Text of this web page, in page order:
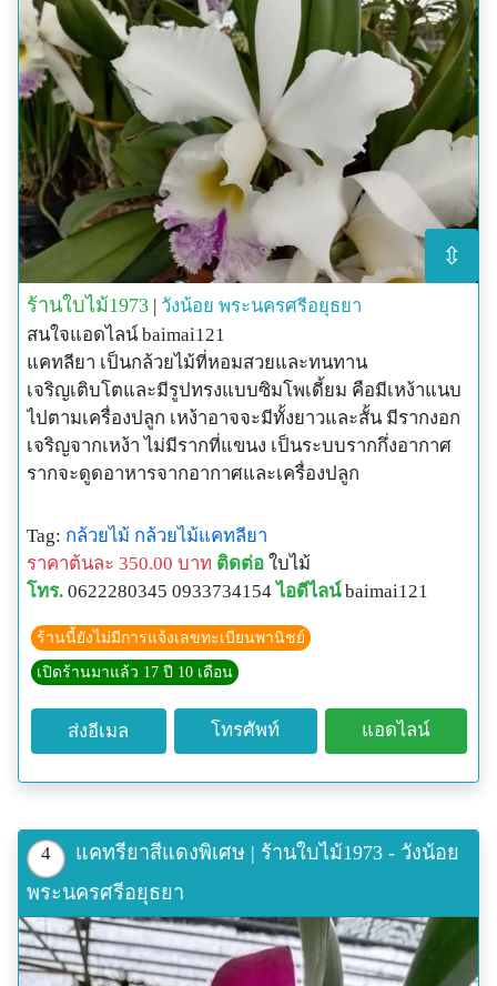
⇳
ร้านใบไม้1973 | วังน้อย พระนครศรีอยุธยา
สนใจแอดไลน์ baimai121
แคทลียา เป็นกล้วยไม้ที่หอมสวยและทนทาน
เจริญเติบโตและมีรูปทรงแบบซิมโพเดี้ยม คือมีเหง้าแนบ
ไปตามเครื่องปลูก เหง้าอาจจะมีทั้งยาวและสั้น มีรากงอก
เจริญจากเหง้า ไม่มีรากที่แขนง เป็นระบบรากกึ่งอากาศ
รากจะดูดอาหารจากอากาศและเครื่องปลูก
Tag: กล้วยไม้ กล้วยไม้แคทลียา
ราคาต้นละ 350.00 บาท ติดต่อ ใบไม้
โทร. 0622280345 0933734154 ไอดีไลน์ baimai121
ร้านนี้ยังไม่มีการแจ้งเลขทะเบียนพานิชย์
เปิดร้านมาแล้ว 17 ปี 10 เดือน
ส่งอีเมล โทรศัพท์ แอดไลน์
4
แคทรียาสีแดงพิเศษ | ร้านใบไม้1973 - วังน้อย
พระนครศรีอยุธยา